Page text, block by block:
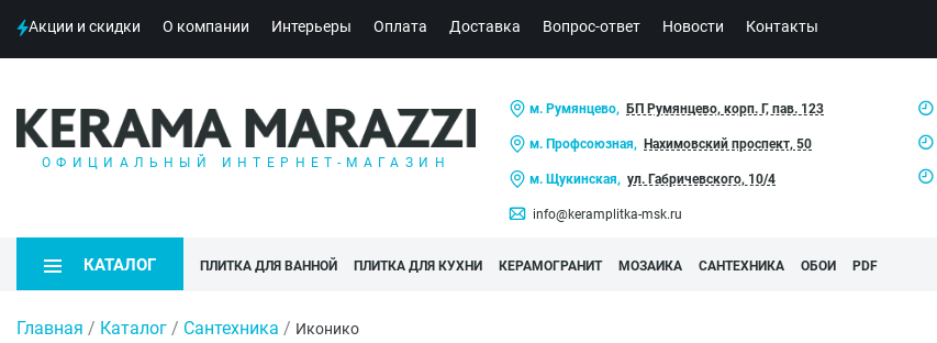
Акции и скидки О компании Интерьеры Оплата Доставка Вопрос-ответ Новости Контакты
ОФИЦИАЛЬНЫЙ ИНТЕРНЕТ-МАГАЗИН
м. Румянцево, БП Румянцево, корп. Г, пав. 123
м. Профсоюзная, Нахимовский проспект, 50
м. Щукинская, ул. Габричевского, 10/4
info@keramplitka-msk.ru
КАТАЛОГ ПЛИТКА ДЛЯ ВАННОЙ ПЛИТКА ДЛЯ КУХНИ КЕРАМОГРАНИТ МОЗАИКА САНТЕХНИКА ОБОИ PDF
Главная / Каталог / Сантехника / Иконико